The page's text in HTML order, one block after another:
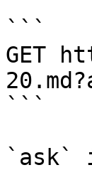
```
GET
```
`ask`